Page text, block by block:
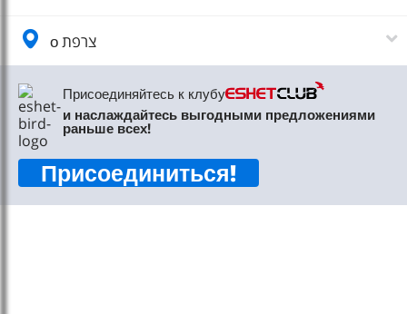
Служба поддержки
форма Свяжитесь с нами
условия
о צרפת
Присоединяйтесь к клубу
и наслаждайтесь выгодными предложениями
раньше всех!
Присоединиться!